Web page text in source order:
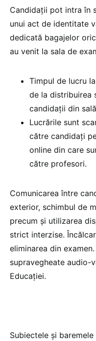
Candidații pot intra în
unui act de identitate
dedicată bagajelor
au venit la sala de
Timpul de lucru
de la distribuirea
candidații din
Lucrările sunt
către candidați
online din care
către profesori.
Comunicarea între
exterior, schimbul de
precum și utilizarea
strict interzise.
eliminarea din
supravegheate audio-
Educației.
Subiectele și